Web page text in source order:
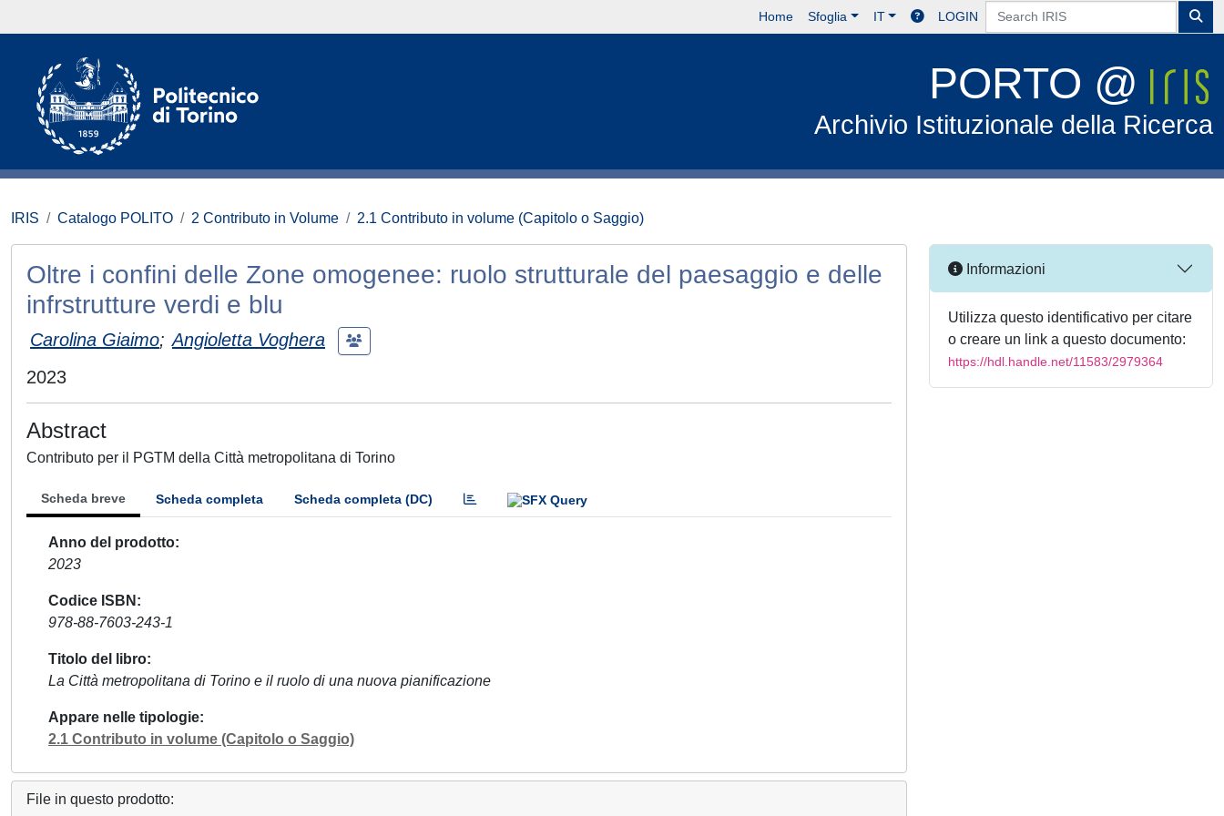
Home Sfoglia IT LOGIN
PORTO @
Archivio Istituzionale della Ricerca
IRIS Catalogo POLITO 2 Contributo in Volume 2.1 Contributo in volume (Capitolo o Saggio)
Oltre i confini delle Zone omogenee: ruolo strutturale del paesaggio e delle
infrstrutture verdi e blu
Carolina Giaimo; Angioletta Voghera
2023
Abstract
Contributo per il PGTM della Città metropolitana di Torino
Scheda breve Scheda completa Scheda completa (DC)
Anno del prodotto
2023
Codice ISBN
978-88-7603-243-1
Titolo del libro
La Città metropolitana di Torino e il ruolo di una nuova pianificazione
Appare nelle tipologie
2.1 Contributo in volume (Capitolo o Saggio)
File in questo prodotto:
Informazioni
Utilizza questo identificativo per citare
o creare un link a questo documento:
https://hdl.handle.net/11583/2979364